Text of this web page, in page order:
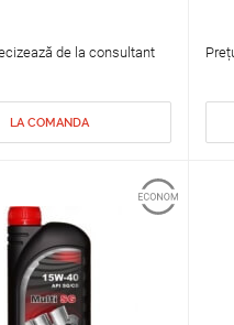
de la consultant
LA COMANDA